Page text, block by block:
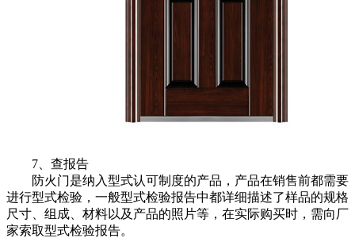
7、查报告
防火门是纳入型式认可制度的产品，产品在销售前都需要
进行型式检验，一般型式检验报告中都详细描述了样品的规格
尺寸、组成、材料以及产品的照片等，在实际购买时，需向厂
家索取型式检验报告。